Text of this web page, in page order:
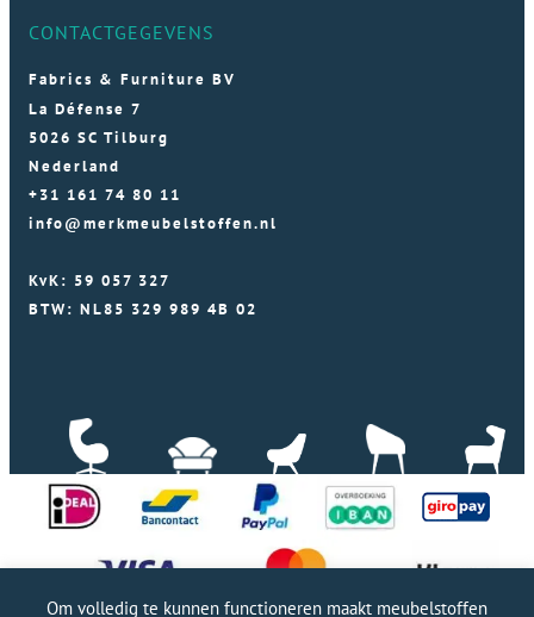
CONTACTGEGEVENS
Fabrics & Furniture BV
La Défense 7
5026 SC Tilburg
Nederland
+31 161 74 80 11
info@merkmeubelstoffen.nl
KvK: 59 057 327
BTW: NL85 329 989 4B 02
Om volledig te kunnen functioneren maakt meubelstoffen